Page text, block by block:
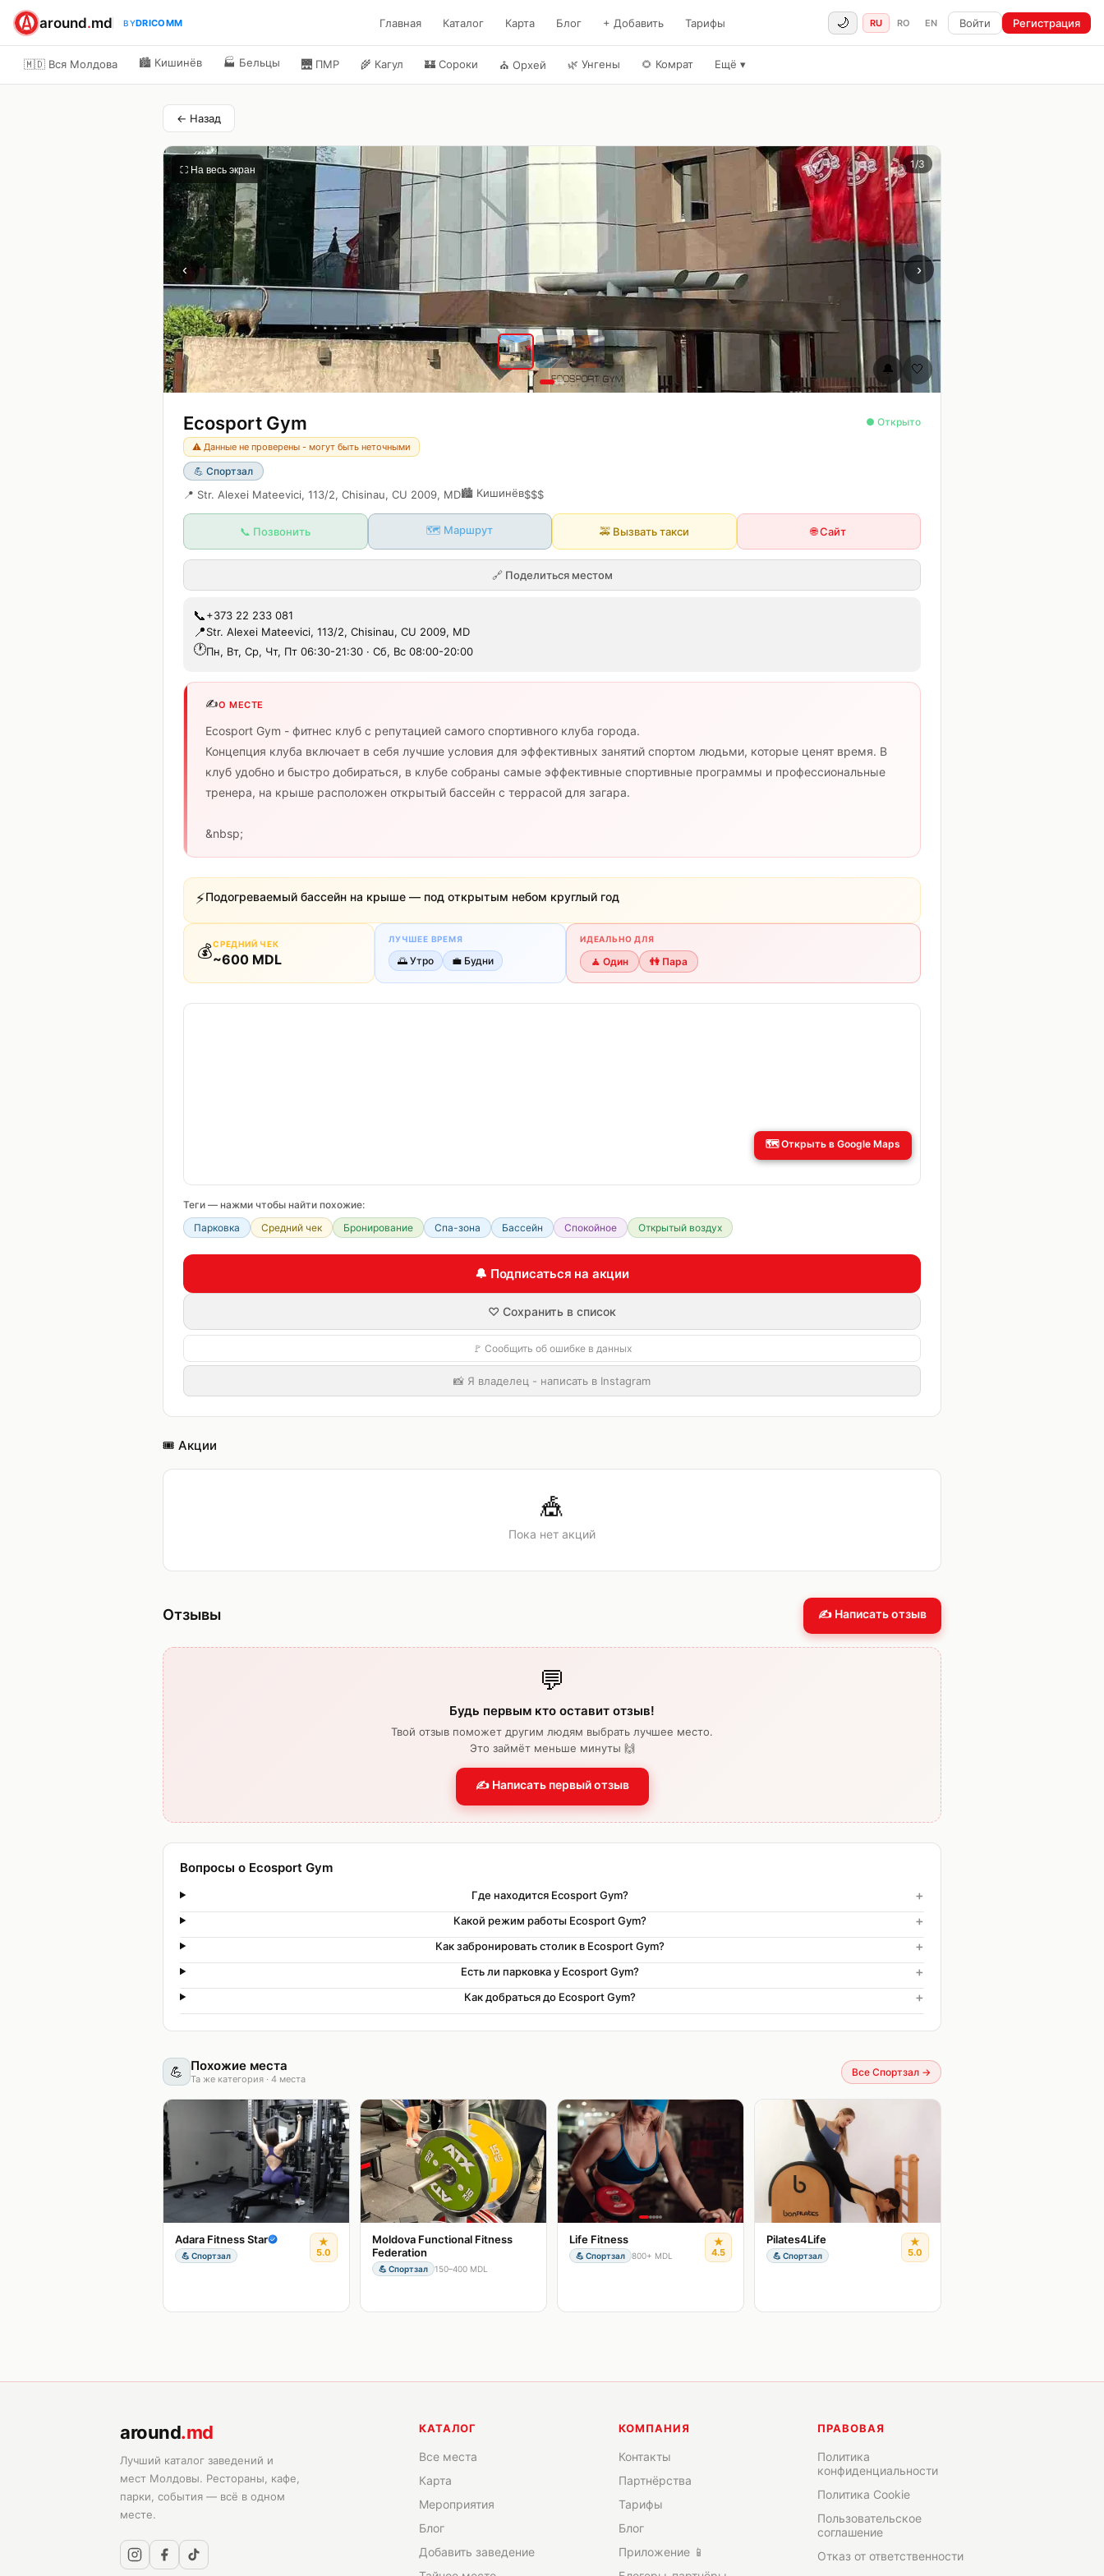
around.md BYDRICOMM Главная Каталог Карта Блог + Добавить Тарифы 🌙 RU RO EN Войти Регистрация
🇲🇩 Вся Молдова 🏙️ Кишинёв 🏭 Бельцы 🌉 ПМР 🌾 Кагул 🏰 Сороки ⛪ Орхей 🌿 Унгены 🌻 Комрат Ещё ▾
← Назад
⛶ На весь экран
‹ ›
1/3
🔔 🤍
Ecosport Gym
⚠️ Данные не проверены - могут быть неточными
💪 Спортзал
📍 Str. Alexei Mateevici, 113/2, Chisinau, CU 2009, MD🏙️ Кишинёв$$$
● Открыто
📞 Позвонить 🗺️ Маршрут 🚕 Вызвать такси 🌐 Сайт
🔗 Поделиться местом
📞+373 22 233 081
📍Str. Alexei Mateevici, 113/2, Chisinau, CU 2009, MD
🕐Пн, Вт, Ср, Чт, Пт 06:30-21:30 · Сб, Вс 08:00-20:00
✍️О МЕСТЕ
Ecosport Gym - фитнес клуб с репутацией самого спортивного клуба города.
Концепция клуба включает в себя лучшие условия для эффективных занятий спортом людьми, которые ценят время. В
клуб удобно и быстро добираться, в клубе собраны самые эффективные спортивные программы и профессиональные
тренера, на крыше расположен открытый бассейн с террасой для загара.
&nbsp;
⚡Подогреваемый бассейн на крыше — под открытым небом круглый год
💰СРЕДНИЙ ЧЕК
~600 MDL
ЛУЧШЕЕ ВРЕМЯ
🌅 Утро 💼 Будни
ИДЕАЛЬНО ДЛЯ
🧘 Один 👫 Пара
🗺️Открыть в Google Maps
Теги — нажми чтобы найти похожие:
Парковка
Средний чек Бронирование Спа-зона Бассейн Спокойное Открытый воздух
🔔 Подписаться на акции
♡ Сохранить в список
🚩 Сообщить об ошибке в данных
📸 Я владелец - написать в Instagram
🎟️ Акции
🎪
Пока нет акций
Отзывы ✍️ Написать отзыв
💬
Будь первым кто оставит отзыв!
Твой отзыв поможет другим людям выбрать лучшее место.
Это займёт меньше минуты 🙌
✍️ Написать первый отзыв
Вопросы о Ecosport Gym
Где находится Ecosport Gym? +
Какой режим работы Ecosport Gym? +
Как забронировать столик в Ecosport Gym? +
Есть ли парковка у Ecosport Gym? +
Как добраться до Ecosport Gym? +
💪 Похожие места
Та же категория · 4 места
Все Спортзал →
Adara Fitness Star
💪 Спортзал
★
5.0
Moldova Functional Fitness
Federation
💪 Спортзал 150–400 MDL
Life Fitness
💪 Спортзал 800+ MDL
★
4.5
Pilates4Life
💪 Спортзал
★
5.0
around.md
Лучший каталог заведений и
мест Молдовы. Рестораны, кафе,
парки, события — всё в одном
месте.
КАТАЛОГ
Все места
Карта
Мероприятия
Блог
Добавить заведение
КОМПАНИЯ
Контакты
Партнёрства
Тарифы
Блог
Приложение 📱
ПРАВОВАЯ
Политика
конфиденциальности
Политика Cookie
Пользовательское
соглашение
Отказ от ответственности